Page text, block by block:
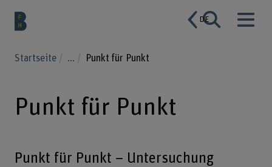
DE
Startseite ... Punkt für Punkt
Punkt für Punkt
Punkt für Punkt – Untersuchung